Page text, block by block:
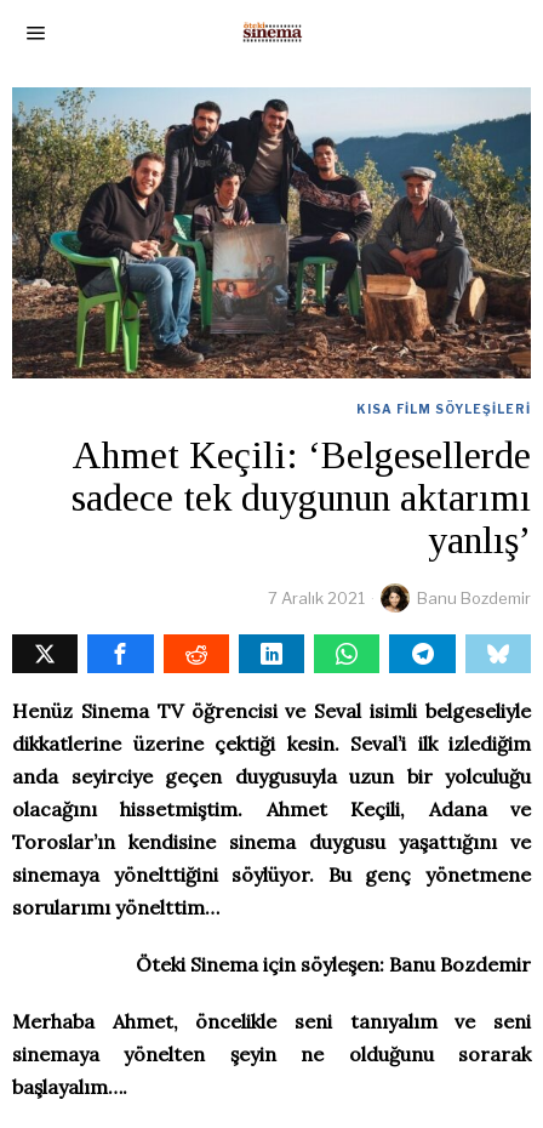
KISA FILM SÖYLEŞILERI
Ahmet Keçili: ‘Belgesellerde
sadece tek duygunun aktarımı
yanlış’
7 Aralık 2021 Banu Bozdemir
Henüz Sinema TV öğrencisi ve Seval isimli belgeseliyle
dikkatlerine üzerine çektiği kesin. Seval’i ilk izlediğim
anda seyirciye geçen duygusuyla uzun bir yolculuğu
olacağını hissetmiştim. Ahmet Keçili, Adana ve
Toroslar’ın kendisine sinema duygusu yaşattığını ve
sinemaya yönelttiğini söylüyor. Bu genç yönetmene
sorularımı yönelttim…
Öteki Sinema için söyleşen: Banu Bozdemir
Merhaba Ahmet, öncelikle seni tanıyalım ve seni
sinemaya yönelten şeyin ne olduğunu sorarak
başlayalım….